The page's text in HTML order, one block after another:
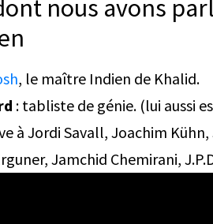
nous avons
, le maître Indien de Khalid.
: tabliste de génie. (lui aussi
à Jordi Savall, Joachim
Jamchid Chemirani,